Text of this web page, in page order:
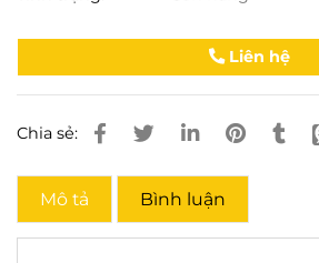
Liên hệ
Chia sẻ:
Mô tả Bình luận